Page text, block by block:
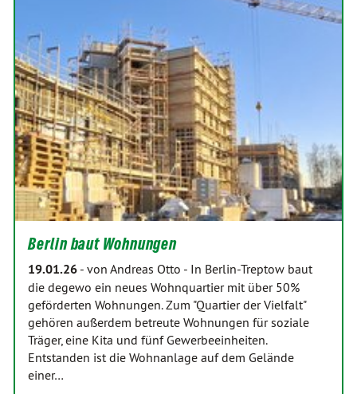
Berlin baut Wohnungen
19.01.26 - von Andreas Otto - In Berlin-Treptow baut
die degewo ein neues Wohnquartier mit über 50%
geförderten Wohnungen. Zum "Quartier der Vielfalt"
gehören außerdem betreute Wohnungen für soziale
Träger, eine Kita und fünf Gewerbeeinheiten.
Entstanden ist die Wohnanlage auf dem Gelände
einer…